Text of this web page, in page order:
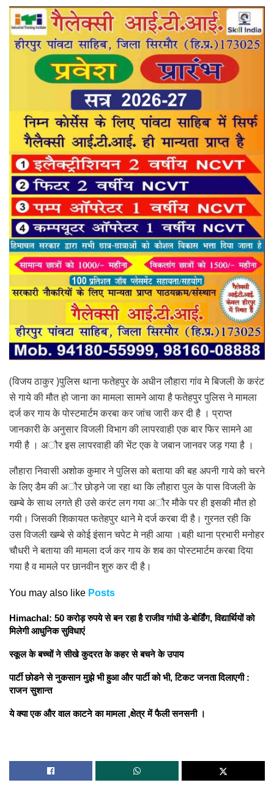
(विजय ठाकुर )पुलिस थाना फतेहपुर के अधीन लौहारा गांव मे बिजली के करंट
से गाये की मौत हो जाना का मामला सामने आया है फतेहपुर पुलिस ने मामला
दर्ज कर गाय के पोस्टमार्टम करबा कर जांच जारी कर दी है । प्राप्त
जानकारी के अनुसार विजली विभाग की लापरवाही एक बार फिर सामने आ
गयी है । अौर इस लापरवाही की भेंट एक वे जबान जानवर जड़ गया है ।
लौहारा निवासी अशोक कुमार ने पुलिस को बताया की बह अपनी गाये को चरने
के लिए डैम की अौर छोड़ने जा रहा था कि लौहारा पुल के पास विजली के
खम्बे के साथ लगते ही उसे करंट लग गया अौर मौके पर ही इसकी मौत हो
गयी। जिसकी शिकायत फतेहपुर थाने मे दर्ज करबा दी है। गुरनत रही कि
उस विजली खम्बे से कोई इंसान चपेट मे नही आया ।बही थाना प्रभारी मनोहर
चौधरी ने बताया की मामला दर्ज कर गाय के शब का पोस्टमार्टम करबा दिया
गया है व मामले पर छानवीन शुरु कर दी है।
You may also like Posts
Himachal: 50 करोड़ रुपये से बन रहा है राजीव गांधी डे-बोर्डिंग, विद्यार्थियों को
मिलेगी आधुनिक सुविधाएं
स्कूल के बच्चों ने सीखे कुदरत के कहर से बचने के उपाय
पार्टी छोडने से नुकसान मुझे भी हुआ और पार्टी को भी, टिकट जनता दिलाएगी :
राजन सुशान्त
ये क्या एक और वाल काटने का मामला ,क्षेत्र में फैली सनसनी ।